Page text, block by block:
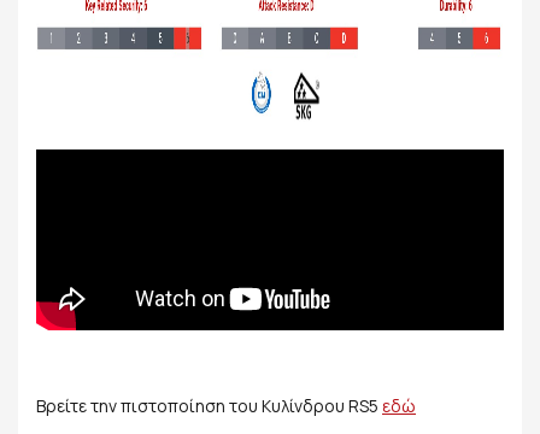
Βρείτε την πιστοποίηση του Κυλίνδρου RS5 εδώ